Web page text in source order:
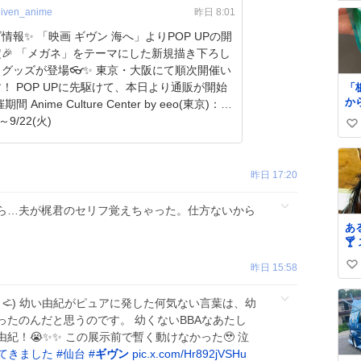
昨日 8:01
報✨ 「映画 ギヴン 海へ」よりPOP UPの開
「メガネ」をテーマにした新規描き下ろし
ッズが登場👓✨ 東京・大阪にて順次開催い
POP UPに先駆けて、本日より通販が開始
9/22(火)
昨日 17:20
…夫が梶君のセリフ覚えちゃった。仕方ないから
昨日 15:58
) 幼い由紀がピュアに発した何気ない言葉は、幼
たのんだと思うのです。 幼くないBBAなあたし
紀！😭✨✨ この展示前で暫く動けなかった🥹 泣
きました #仙台 #ギヴン pic.x.com/Hr892jVSHu
か
方
に
洗
👍 簡単に産毛や汚れ
が
い
い
ね
数
あ
🍸
髪
まし
げ
タ
い
い
ね
数